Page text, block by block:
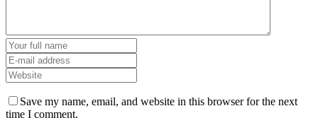
Save my name, email, and website in this browser for the next
time I comment.